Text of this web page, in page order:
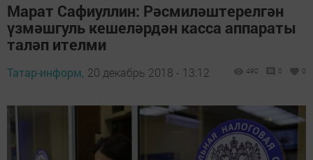
Марат Сафиуллин: Рәсмиләштерелгән
үзмәшгуль кешеләрдән касса аппараты
таләп ителми
Татар-информ, 20 декабрь 2018 - 13:12 490 0 0